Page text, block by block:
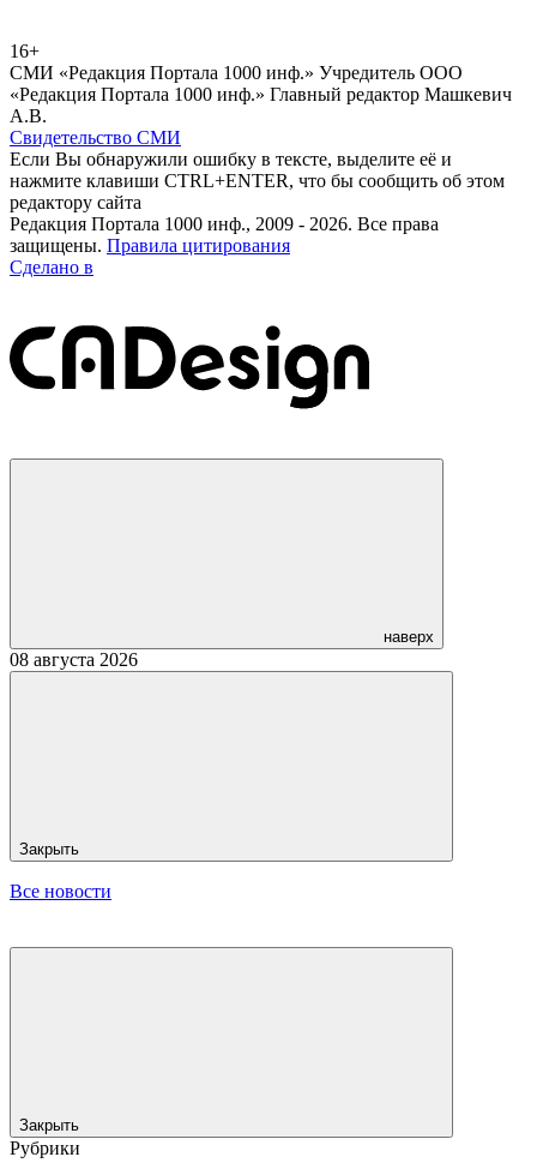
16+
СМИ «Редакция Портала 1000 инф.» Учредитель ООО
«Редакция Портала 1000 инф.» Главный редактор Машкевич
А.В.
Свидетельство СМИ
Если Вы обнаружили ошибку в тексте, выделите её и
нажмите клавиши CTRL+ENTER, что бы сообщить об этом
редактору сайта
Редакция Портала 1000 инф., 2009 - 2026. Все права
защищены. Правила цитирования
Сделано в
наверх
08 августа 2026
Закрыть
Все новости
Закрыть
Рубрики